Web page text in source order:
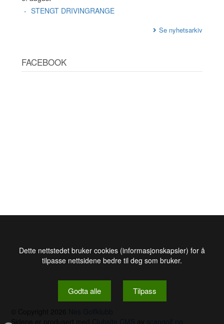
STENGT DRIVINGRANGE
Se nyhetsarkiv
FACEBOOK
Sidene er produsert med
Dette nettstedet bruker cookies (informasjonskapsler) for å
tilpasse nettsidene bedre til deg som bruker.
Godta alle Tilpass